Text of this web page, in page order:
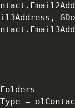
.
,
.
Folders
=